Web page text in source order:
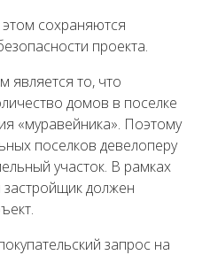
сохраняются
проекта.
является то, что
домов в поселке
«муравейника». Поэтому
поселков девелоперу
участок. В рамках
должен
запрос на